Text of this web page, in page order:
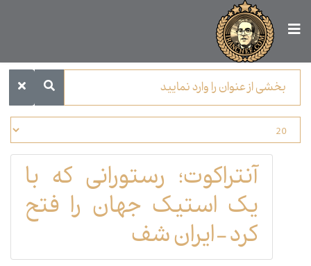
آنتراکوت؛ رستورانی که با
یک استیک جهان را فتح
کرد-ایران شف